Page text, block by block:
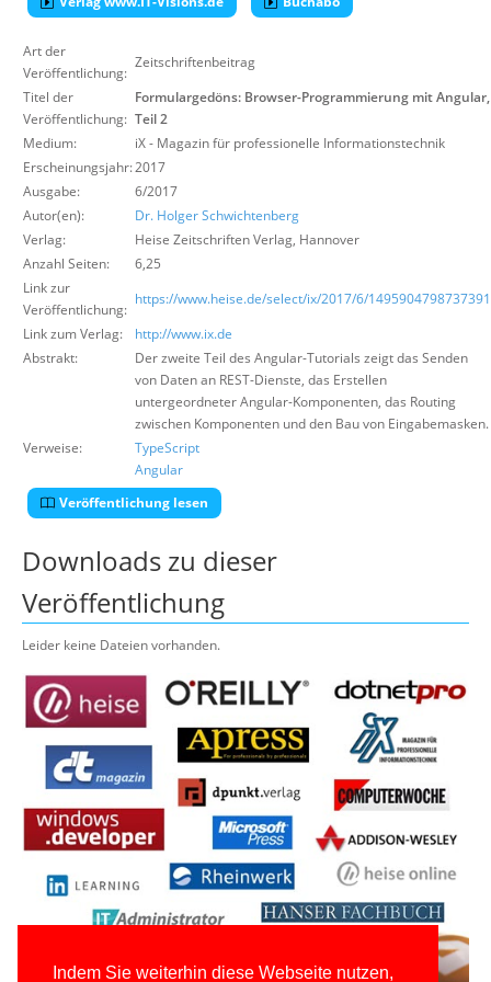
Indem Sie weiterhin diese Webseite nutzen,
Über uns
Suche
Art der
Veröffentlichung:
Zeitschriftenbeitrag
Titel der
Veröffentlichung:
Formulargedöns: Browser-Programmierung mit Angular,
Teil 2
Medium:
iX - Magazin für professionelle Informationstechnik
Erscheinungsjahr:2017
Ausgabe:
6/2017
Autor(en):
Dr. Holger Schwichtenberg
Verlag:
Heise Zeitschriften Verlag, Hannover
Anzahl Seiten:
6,25
Link zur
Veröffentlichung:
https://www.heise.de/select/ix/2017/6/1495904798737391
Link zum Verlag:
http://www.ix.de
Abstrakt:
Der zweite Teil des Angular-Tutorials zeigt das Senden
von Daten an REST-Dienste, das Erstellen
untergeordneter Angular-Komponenten, das Routing
zwischen Komponenten und den Bau von Eingabemasken.
Verweise:
TypeScript
Angular
Veröffentlichung lesen
Downloads zu dieser
Veröffentlichung
Leider keine Dateien vorhanden.